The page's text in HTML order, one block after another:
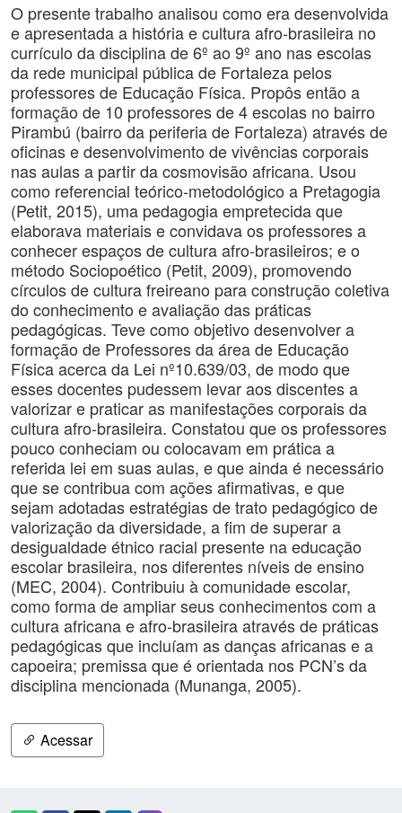
O presente trabalho analisou como era desenvolvida
e apresentada a história e cultura afro-brasileira no
currículo da disciplina de 6º ao 9º ano nas escolas
da rede municipal pública de Fortaleza pelos
professores de Educação Física. Propôs então a
formação de 10 professores de 4 escolas no bairro
Pirambú (bairro da periferia de Fortaleza) através de
oficinas e desenvolvimento de vivências corporais
nas aulas a partir da cosmovisão africana. Usou
como referencial teórico-metodológico a Pretagogia
(Petit, 2015), uma pedagogia empretecida que
elaborava materiais e convidava os professores a
conhecer espaços de cultura afro-brasileiros; e o
método Sociopoético (Petit, 2009), promovendo
círculos de cultura freireano para construção coletiva
do conhecimento e avaliação das práticas
pedagógicas. Teve como objetivo desenvolver a
formação de Professores da área de Educação
Física acerca da Lei nº10.639/03, de modo que
esses docentes pudessem levar aos discentes a
valorizar e praticar as manifestações corporais da
cultura afro-brasileira. Constatou que os professores
pouco conheciam ou colocavam em prática a
referida lei em suas aulas, e que ainda é necessário
que se contribua com ações afirmativas, e que
sejam adotadas estratégias de trato pedagógico de
valorização da diversidade, a fim de superar a
desigualdade étnico racial presente na educação
escolar brasileira, nos diferentes níveis de ensino
(MEC, 2004). Contribuiu à comunidade escolar,
como forma de ampliar seus conhecimentos com a
cultura africana e afro-brasileira através de práticas
pedagógicas que incluíam as danças africanas e a
capoeira; premissa que é orientada nos PCN’s da
disciplina mencionada (Munanga, 2005).
Acessar